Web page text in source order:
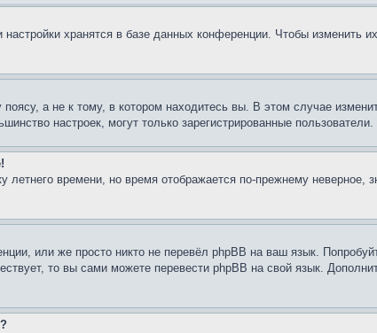
хранятся в базе данных конференции. Чтобы изменить
а не к тому, в котором находитесь вы. В этом случае
настроек, могут только зарегистрированные
летнего времени, но время отображается по-прежнему неверное,
или же просто никто не перевёл phpBB на ваш язык.
то вы сами можете перевести phpBB на свой язык.